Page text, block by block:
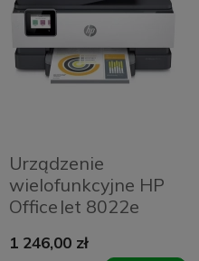
Urządzenie
wielofunkcyjne HP
OfficeJet 8022e
1 246,00 zł